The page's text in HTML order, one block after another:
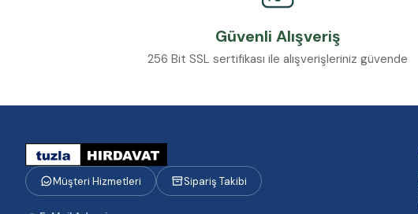
Güvenli Alışveriş
256 Bit SSL sertifikası ile alışverişleriniz güvende
Müşteri Hizmetleri Sipariş Takibi